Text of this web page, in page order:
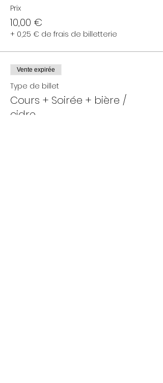
Prix
10,00 €
+ 0,25 € de frais de billetterie
Vente expirée
Type de billet
Cours + Soirée + bière /
cidre